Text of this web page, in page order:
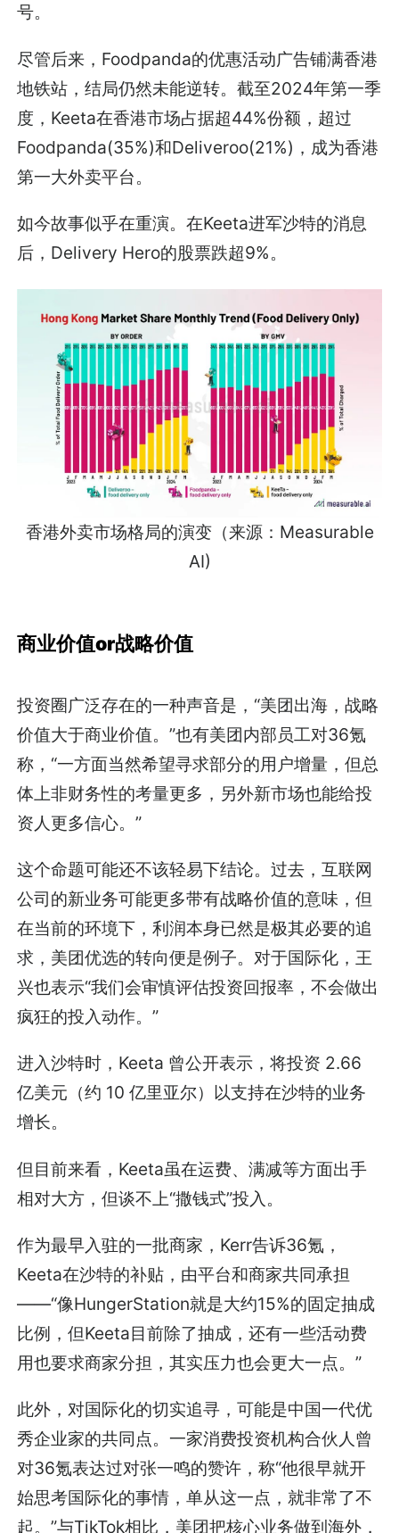
号。
尽管后来，Foodpanda的优惠活动广告铺满香港
地铁站，结局仍然未能逆转。截至2024年第一季
度，Keeta在香港市场占据超44%份额，超过
Foodpanda(35%)和Deliveroo(21%)，成为香港
第一大外卖平台。
如今故事似乎在重演。在Keeta进军沙特的消息
后，Delivery Hero的股票跌超9%。
香港外卖市场格局的演变（来源：Measurable
AI)
商业价值or战略价值
投资圈广泛存在的一种声音是，“美团出海，战略
价值大于商业价值。”也有美团内部员工对36氪
称，“一方面当然希望寻求部分的用户增量，但总
体上非财务性的考量更多，另外新市场也能给投
资人更多信心。”
这个命题可能还不该轻易下结论。过去，互联网
公司的新业务可能更多带有战略价值的意味，但
在当前的环境下，利润本身已然是极其必要的追
求，美团优选的转向便是例子。对于国际化，王
兴也表示“我们会审慎评估投资回报率，不会做出
疯狂的投入动作。”
进入沙特时，Keeta 曾公开表示，将投资 2.66
亿美元（约 10 亿里亚尔）以支持在沙特的业务
增长。
但目前来看，Keeta虽在运费、满减等方面出手
相对大方，但谈不上“撒钱式”投入。
作为最早入驻的一批商家，Kerr告诉36氪，
Keeta在沙特的补贴，由平台和商家共同承担
——“像HungerStation就是大约15%的固定抽成
比例，但Keeta目前除了抽成，还有一些活动费
用也要求商家分担，其实压力也会更大一点。”
此外，对国际化的切实追寻，可能是中国一代优
秀企业家的共同点。一家消费投资机构合伙人曾
对36氪表达过对张一鸣的赞许，称“他很早就开
始思考国际化的事情，单从这一点，就非常了不
起。”与TikTok相比，美团把核心业务做到海外，